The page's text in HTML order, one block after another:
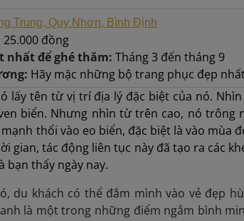
Trung, Quy Nhơn, Bình Định
25.000 đồng
nhất để ghé thăm: Tháng 3 đến tháng 9
Hãy mặc những bộ trang phục đẹp
lấy tên từ vị trí địa lý đặc biệt của nó.
biển. Nhưng nhìn từ trên cao, nó trông
thổi vào eo biển, đặc biệt là vào mùa
gian, tác động liên tục này đã tạo ra các
bạn thấy ngày nay.
du khách có thể đắm mình vào vẻ đẹp
là một trong những điểm ngắm bình